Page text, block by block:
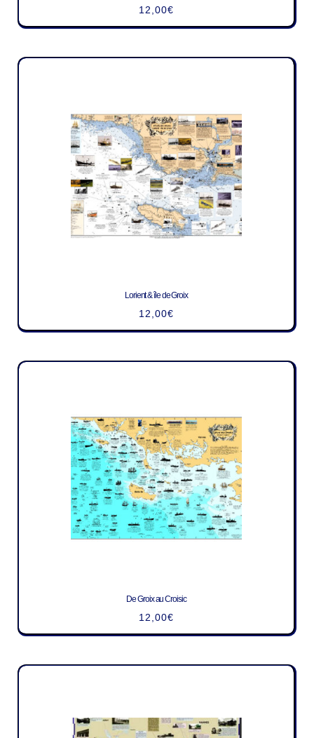
12,00€
Lorient & île de Groix
12,00€
De Groix au Croisic
12,00€